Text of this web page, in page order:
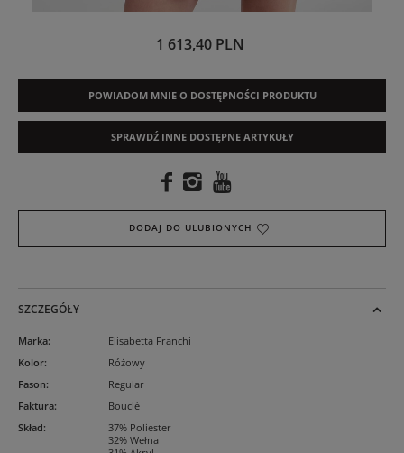
1 613,40 PLN
POWIADOM MNIE O DOSTĘPNOŚCI PRODUKTU
SPRAWDŹ INNE DOSTĘPNE ARTYKUŁY
DODAJ DO ULUBIONYCH
SZCZEGÓŁY
Marka:
Elisabetta Franchi
Kolor:
Różowy
Fason:
Regular
Faktura:
Bouclé
Skład:
37% Poliester
32% Wełna